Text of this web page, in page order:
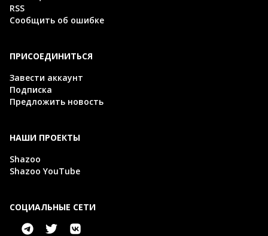
RSS
Сообщить об ошибке
ПРИСОЕДИНИТЬСЯ
Завести аккаунт
Подписка
Предложить новость
НАШИ ПРОЕКТЫ
Shazoo
Shazoo YouTube
СОЦИАЛЬНЫЕ СЕТИ